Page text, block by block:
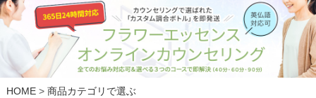
HOME
商品カテゴリで選ぶ